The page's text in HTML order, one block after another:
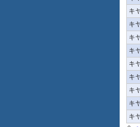
キ
キ
キ
キ
キ
キ
キ
キ
キ